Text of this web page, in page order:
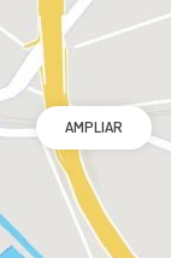
AMPLIAR